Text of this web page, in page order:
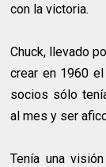
con la victoria.
Chuck, llevado
crear en 1960
socios sólo
al mes y ser
Tenía una